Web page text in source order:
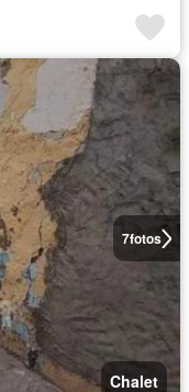
7fotos
Chalet